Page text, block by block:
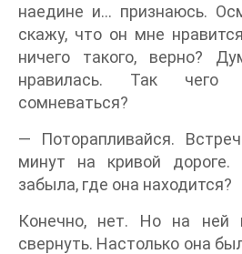
наедине и… признаюсь.
скажу, что он мне
ничего такого, верно?
нравилась. Так чего
сомневаться?
— Поторапливайся.
минут на кривой
забыла, где она находится?
Конечно, нет. Но на
свернуть. Настолько она